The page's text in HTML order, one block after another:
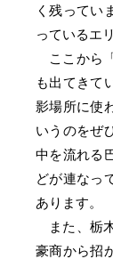
く残ってい
っているエ
ここから
も出てきて
影場所に使
いうのをぜ
中を流れる
どが連なっ
あります。
また、栃
豪商から招